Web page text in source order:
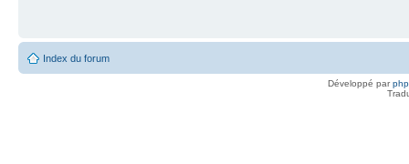
Index du forum
Développé par